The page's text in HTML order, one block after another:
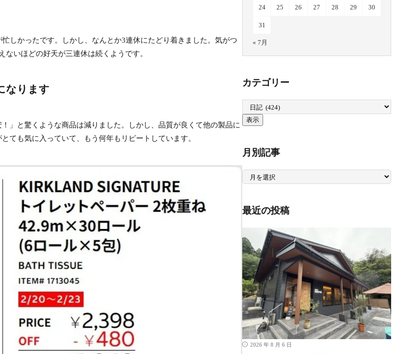
しかったです。しかし、なんとか3連休にたどり着きました。気がつ
いほどの好天が三連休は続くようです。
なります
」と驚くような商品は減りました。しかし、品質が良くて他の製品に
ても気に入っていて、もう何年もリピートしています。
24 25 26 27 28 29 30
31
« 7月
カテゴリー
月別記事
月
記
最近の投稿
2026 年 8 月 6 日